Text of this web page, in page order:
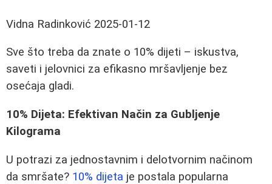
Vidna Radinković 2025-01-12
Sve što treba da znate o 10% dijeti – iskustva,
saveti i jelovnici za efikasno mršavljenje bez
osećaja gladi.
10% Dijeta: Efektivan Način za Gubljenje
Kilograma
U potrazi za jednostavnim i delotvornim načinom
da smršate? 10% dijeta je postala popularna